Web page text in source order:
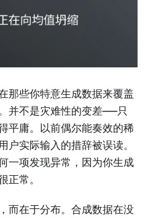
那些你特意生成数据来覆盖
并不是灾难性的变差——只
平庸。以前偶尔能奏效的稀
户实际输入的措辞被误读。
一项发现异常，因为你生成
正常。
而在于分布。合成数据在没